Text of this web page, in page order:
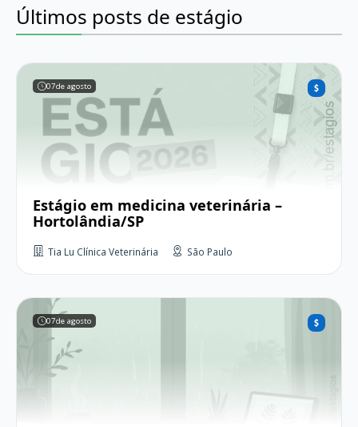
Últimos posts de estágio
07de agosto
Estágio em medicina veterinária –
Hortolândia/SP
Tia Lu Clínica Veterinária São Paulo
07de agosto